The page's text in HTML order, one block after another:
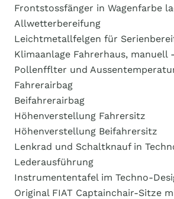
Frontstossfänger in Wagenfarbe
Allwetterbereifung
Leichtmetallfelgen für
Klimaanlage Fahrerhaus, manuell
Pollenfflter und
Fahrerairbag
Beifahrerairbag
Höhenverstellung Fahrersitz
Höhenverstellung Beifahrersitz
Lenkrad und Schaltknauf in
Lederausführung
Instrumententafel im Techno-
Original FIAT Captainchair-Sitze